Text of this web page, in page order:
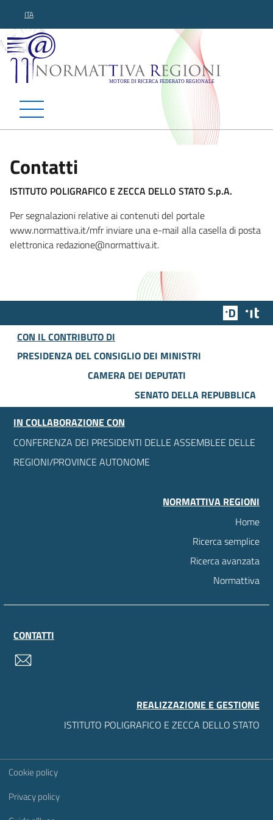
ITA
Normattiva Regioni -
Contatti
ISTITUTO POLIGRAFICO E ZECCA DELLO STATO S.p.A.
Per segnalazioni relative ai contenuti del portale
www.normattiva.it/mfr inviare una e-mail alla casella di posta
elettronica redazione@normattiva.it.
Team
CON IL CONTRIBUTO DI
PRESIDENZA DEL CONSIGLIO DEI MINISTRI
CAMERA DEI DEPUTATI
SENATO DELLA REPUBBLICA
IN COLLABORAZIONE CON
CONFERENZA DEI PRESIDENTI DELLE ASSEMBLEE DELLE
REGIONI/PROVINCE AUTONOME
NORMATTIVA REGIONI
Home
Ricerca semplice
Ricerca avanzata
Normattiva
CONTATTI
REALIZZAZIONE E GESTIONE
ISTITUTO POLIGRAFICO E ZECCA DELLO STATO
Sezione Link Utili
Cookie policy
Privacy policy